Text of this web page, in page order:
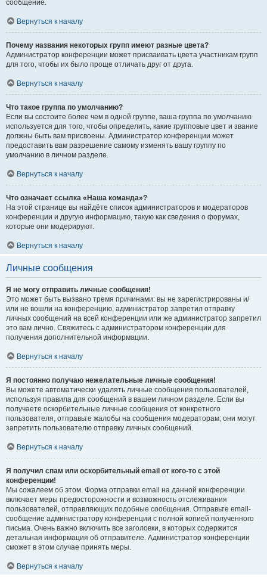
сообщение.
Вернуться к началу
Почему названия некоторых групп имеют разные цвета?
Администратор конференции может присваивать цвета участникам групп
для того, чтобы их было проще отличать друг от друга.
Вернуться к началу
Что такое группа по умолчанию?
Если вы состоите более чем в одной группе, ваша группа по умолчанию
используется для того, чтобы определить, какие групповые цвет и звание
должны быть вам присвоены. Администратор конференции может
предоставить вам разрешение самому изменять вашу группу по
умолчанию в личном разделе.
Вернуться к началу
Что означает ссылка «Наша команда»?
На этой странице вы найдёте список администраторов и модераторов
конференции и другую информацию, такую как сведения о форумах,
которые они модерируют.
Вернуться к началу
Личные сообщения
Я не могу отправить личные сообщения!
Это может быть вызвано тремя причинами: вы не зарегистрированы и/
или не вошли на конференцию, администратор запретил отправку
личных сообщений на всей конференции или же администратор запретил
это вам лично. Свяжитесь с администратором конференции для
получения дополнительной информации.
Вернуться к началу
Я постоянно получаю нежелательные личные сообщения!
Вы можете автоматически удалять личные сообщения пользователей,
используя правила для сообщений в вашем личном разделе. Если вы
получаете оскорбительные личные сообщения от конкретного
пользователя, отправьте жалобы на сообщения модераторам; они могут
запретить пользователю отправку личных сообщений.
Вернуться к началу
Я получил спам или оскорбительный email от кого-то с этой
конференции!
Мы сожалеем об этом. Форма отправки email на данной конференции
включает меры предосторожности и возможность отслеживания
пользователей, отправляющих подобные сообщения. Отправьте email-
сообщение администратору конференции с полной копией полученного
письма. Очень важно включить все заголовки, в которых содержится
детальная информация об отправителе. Администратор конференции
сможет в этом случае принять меры.
Вернуться к началу